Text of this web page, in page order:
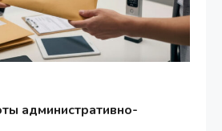
административно-